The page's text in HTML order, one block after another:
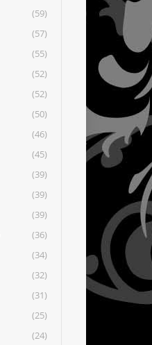
(59)
(57)
(55)
(52)
(52)
(50)
(46)
(45)
(39)
(39)
(39)
(36)
(34)
(32)
(31)
(25)
(24)